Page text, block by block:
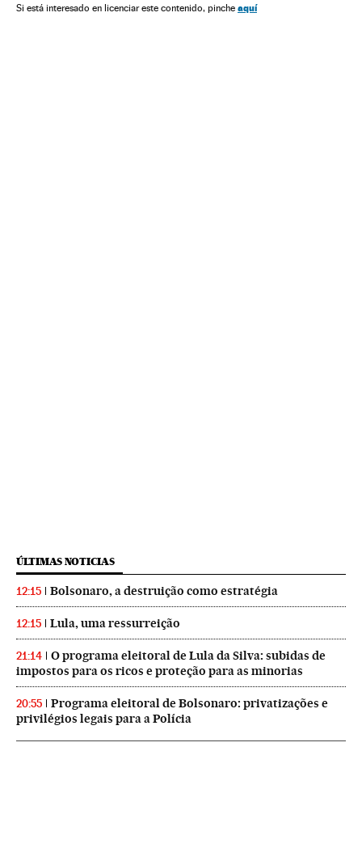
Si está interesado en licenciar este contenido, pinche aquí
ÚLTIMAS NOTICIAS
12:15 Bolsonaro, a destruição como estratégia
12:15 Lula, uma ressurreição
21:14
O programa eleitoral de Lula da Silva: subidas de
impostos para os ricos e proteção para as minorias
20:55
Programa eleitoral de Bolsonaro: privatizações e
privilégios legais para a Polícia